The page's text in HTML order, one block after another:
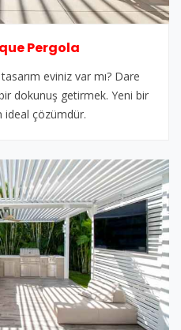
Pergola
eviniz var mı? Dare
dokunuş getirmek. Yeni bir
ideal çözümdür.